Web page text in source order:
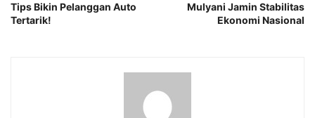
Tips Bikin Pelanggan Auto
Tertarik!
Mulyani Jamin Stabilitas
Ekonomi Nasional